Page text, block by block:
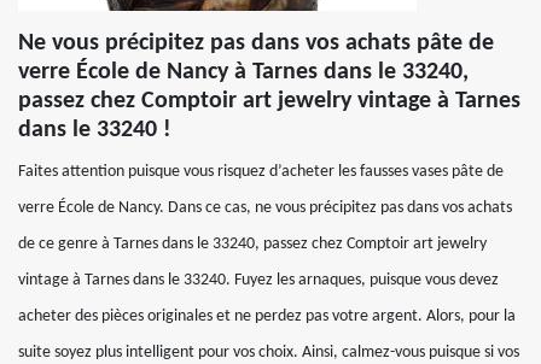
Ne vous précipitez pas dans vos achats pâte de
verre École de Nancy à Tarnes dans le 33240,
passez chez Comptoir art jewelry vintage à Tarnes
dans le 33240 !
Faites attention puisque vous risquez d’acheter les fausses vases pâte de
verre École de Nancy. Dans ce cas, ne vous précipitez pas dans vos achats
de ce genre à Tarnes dans le 33240, passez chez Comptoir art jewelry
vintage à Tarnes dans le 33240. Fuyez les arnaques, puisque vous devez
acheter des pièces originales et ne perdez pas votre argent. Alors, pour la
suite soyez plus intelligent pour vos choix. Ainsi, calmez-vous puisque si vos